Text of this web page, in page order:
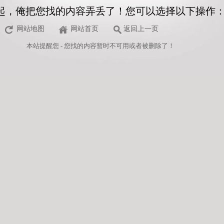
，俺把您找的内容弄丢了！您可以选择以下操作
网站地图 网站首页 返回上一页
本站提醒您 - 您找的内容暂时不可用或者被删除了！